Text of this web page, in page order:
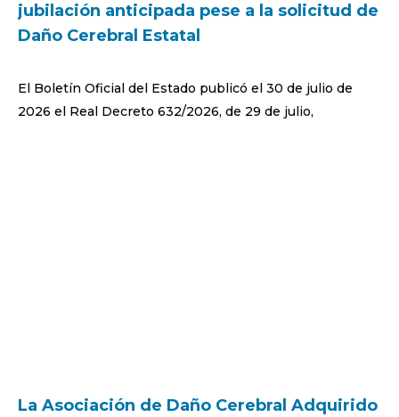
jubilación anticipada pese a la solicitud de
Daño Cerebral Estatal
El Boletín Oficial del Estado publicó el 30 de julio de
2026 el Real Decreto 632/2026, de 29 de julio,
La Asociación de Daño Cerebral Adquirido